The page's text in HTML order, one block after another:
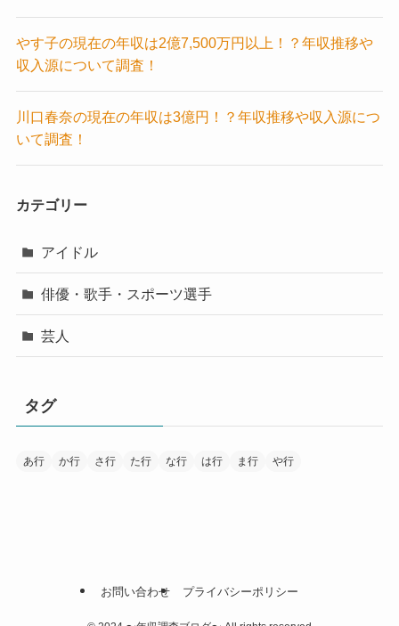
やす子の現在の年収は2億7,500万円以上！？年収推移や
収入源について調査！
川口春奈の現在の年収は3億円！？年収推移や収入源につ
いて調査！
カテゴリー
アイドル
俳優・歌手・スポーツ選手
芸人
タグ
あ行 か行 さ行 た行 な行 は行 ま行 や行
お問い合わせ プライバシーポリシー